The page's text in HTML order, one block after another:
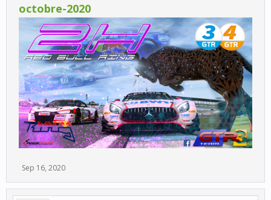
octobre-2020
Sep 16, 2020